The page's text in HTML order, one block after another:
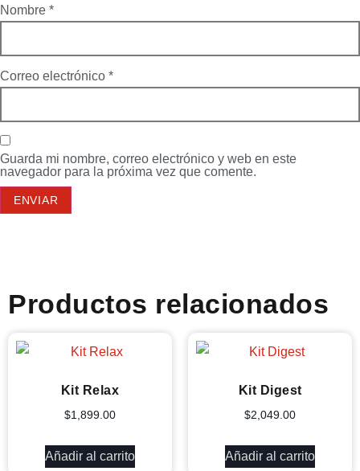
Nombre *
Correo electrónico *
Guarda mi nombre, correo electrónico y web en este
navegador para la próxima vez que comente.
Productos relacionados
Kit Relax
$1,899.00
Añadir al carrito
Kit Digest
$2,049.00
Añadir al carrito